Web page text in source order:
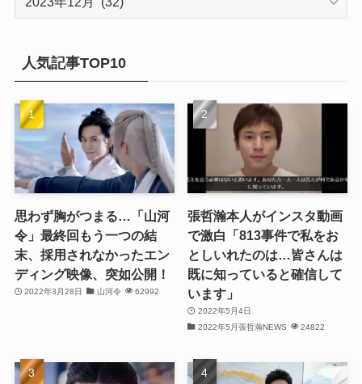
(25)
(23)
(31)
(17)
ブ
人気記事TOP10
思わず胸がつまる…「山河
令」最終回もう一つの結
末、採用されなかったエン
ディング映像、突如公開！
2022年3月28日 山河令 62992
張哲瀚本人がインスタ動画
で激白「813事件で私をお
としいれたのは…皆さんは
既に知っていると確信して
います」
2022年5月4日
2022年5月張哲瀚NEWS
24822